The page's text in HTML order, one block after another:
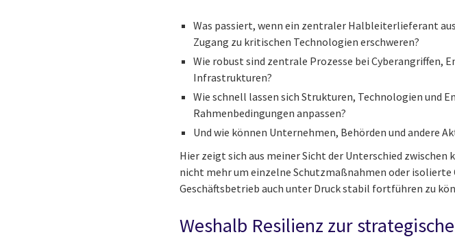
Was passiert, wenn ein zentraler Halbleiterlieferant
Zugang zu kritischen Technologien erschweren?
Wie robust sind zentrale Prozesse bei Cyberangriffen,
Infrastrukturen?
Wie schnell lassen sich Strukturen, Technologien und
Rahmenbedingungen anpassen?
Und wie können Unternehmen, Behörden und andere
Hier zeigt sich aus meiner Sicht der Unterschied
nicht mehr um einzelne Schutzmaßnahmen oder
Geschäftsbetrieb auch unter Druck stabil fortführen zu
Weshalb Resilienz zur